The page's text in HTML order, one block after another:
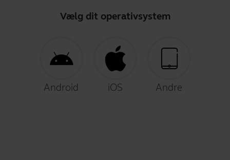
Vælg dit operativsystem
Android iOS Andre